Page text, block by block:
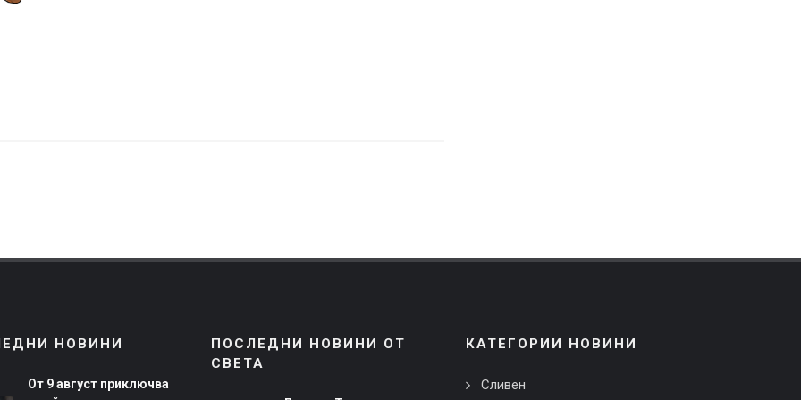
НОВИНИ
От 9 август приключва
ПОСЛЕДНИ НОВИНИ ОТ
СВЕТА
КАТЕГОРИИ НОВИНИ
Сливен